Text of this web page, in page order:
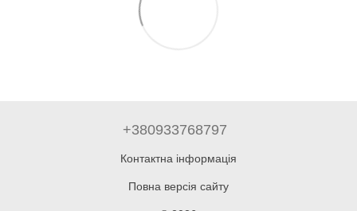
+380933768797
Контактна інформація
Повна версія сайту